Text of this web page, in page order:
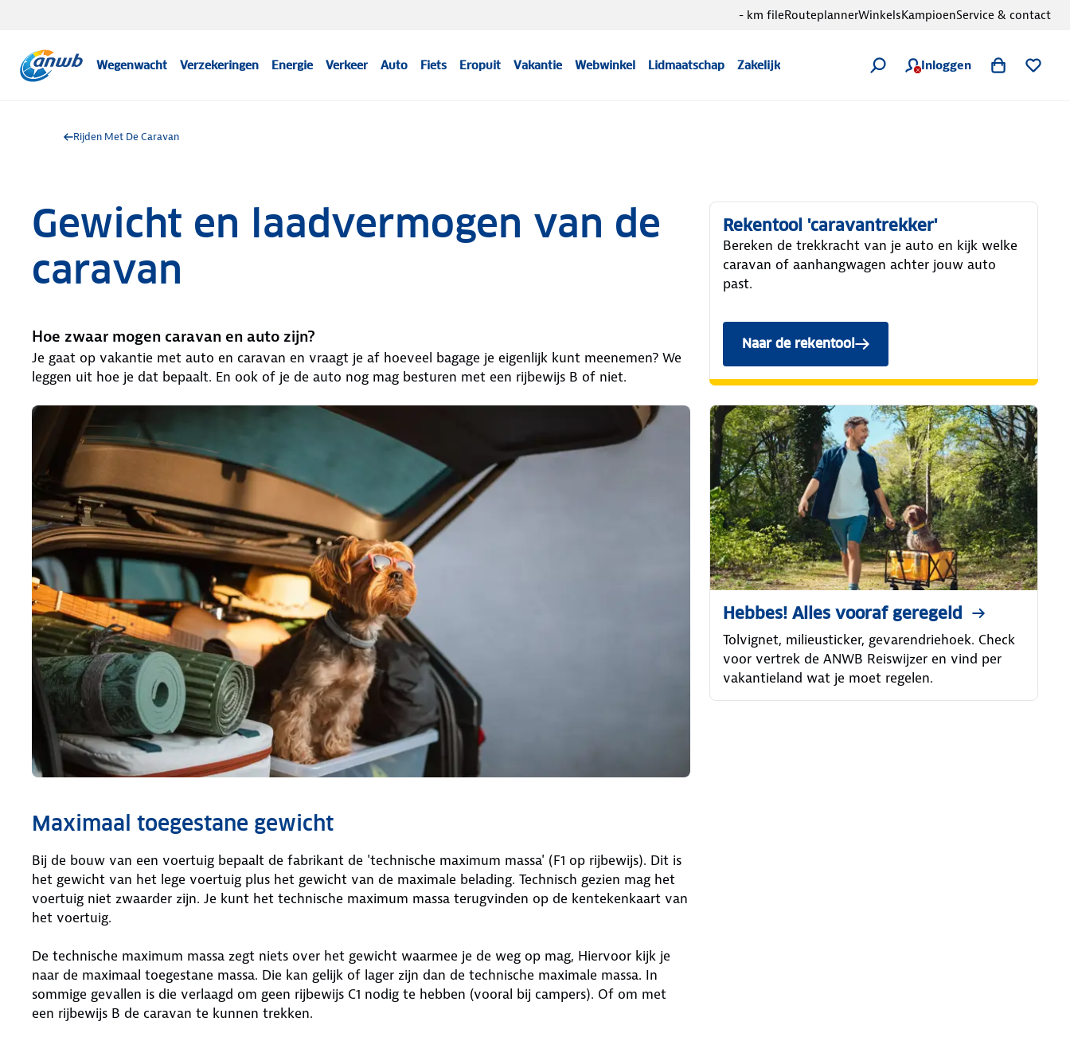
Wegenwacht Verzekeringen Energie Verkeer Auto Fiets Eropuit Vakantie Webwinkel Lidmaatschap Zakelijk Inloggen
- km fileRouteplannerWinkelsKampioenService & contact
Rijden Met De Caravan
Gewicht en laadvermogen van de
caravan
Hoe zwaar mogen caravan en auto zijn?
Je gaat op vakantie met auto en caravan en vraagt je af hoeveel bagage je eigenlijk kunt meenemen? We
leggen uit hoe je dat bepaalt. En ook of je de auto nog mag besturen met een rijbewijs B of niet.
Maximaal toegestane gewicht
Bij de bouw van een voertuig bepaalt de fabrikant de 'technische maximum massa' (F1 op rijbewijs). Dit is
het gewicht van het lege voertuig plus het gewicht van de maximale belading. Technisch gezien mag het
voertuig niet zwaarder zijn. Je kunt het technische maximum massa terugvinden op de kentekenkaart van
het voertuig.
De technische maximum massa zegt niets over het gewicht waarmee je de weg op mag, Hiervoor kijk je
naar de maximaal toegestane massa. Die kan gelijk of lager zijn dan de technische maximale massa. In
sommige gevallen is die verlaagd om geen rijbewijs C1 nodig te hebben (vooral bij campers). Of om met
een rijbewijs B de caravan te kunnen trekken.
Rekentool 'caravantrekker'
Bereken de trekkracht van je auto en kijk welke
caravan of aanhangwagen achter jouw auto
past.
Naar de rekentool
Hebbes! Alles vooraf geregeld
Tolvignet, milieusticker, gevarendriehoek. Check
voor vertrek de ANWB Reiswijzer en vind per
vakantieland wat je moet regelen.